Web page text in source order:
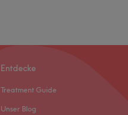
Entdecke
Treatment Guide
Unser Blog